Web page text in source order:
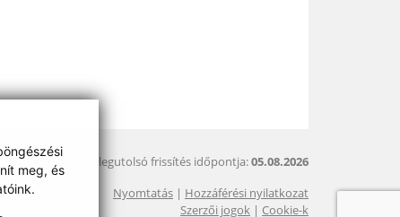
meg, és
A legutolsó frissítés időpontja:05.08.2026
Nyomtatás | Hozzáférési nyilatkozat
Szerzői jogok | Cookie-k